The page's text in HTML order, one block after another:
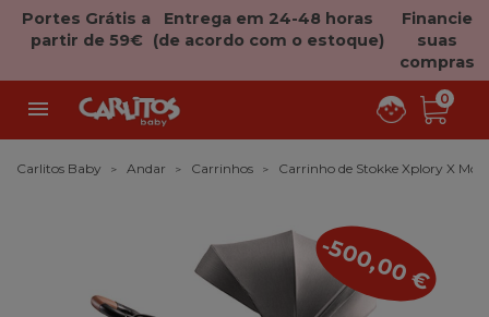
Portes Grátis a
partir de 59€
Entrega em 24-48 horas
(de acordo com o estoque)
Financie
suas
compras
 0
Carlitos Baby Andar Carrinhos Carrinho de Stokke Xplory X
-500,00 €